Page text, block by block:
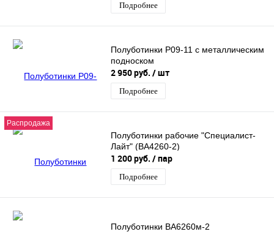
Подробнее
Полуботинки Р09-11 с металлическим
подноском
2 950 руб. / шт
Подробнее
Распродажа
Полуботинки рабочие "Специалист-
Лайт" (BА4260-2)
1 200 руб. / пар
Подробнее
Полуботинки ВА6260м-2